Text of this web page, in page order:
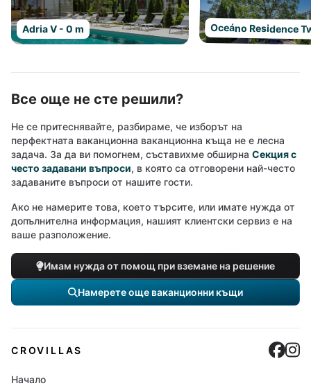
Adria V - 0 m Oceáno Residence
Все още не сте решили?
Не се притеснявайте, разбираме, че изборът на
перфектната ваканционна ваканционна къща не е лесна
задача. За да ви помогнем, съставихме обширна Секция с
често задавани въпроси, в която са отговорени най-често
задаваните въпроси от нашите гости.
Ако не намерите това, което търсите, или имате нужда от
допълнителна информация, нашият клиентски сервиз е на
ваше разположение.
Имам нужда от помощ при вземане на решение
Намерете още ваканционни къщи
CROVILLAS
Начало